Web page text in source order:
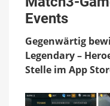
und
Events
Gegenwärtig
Legendary –
Stelle im App